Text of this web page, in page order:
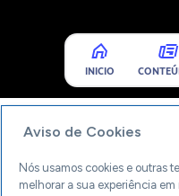
INICIO
Aviso de Cookies
Nós usamos cookies e outras
melhorar a sua experiência